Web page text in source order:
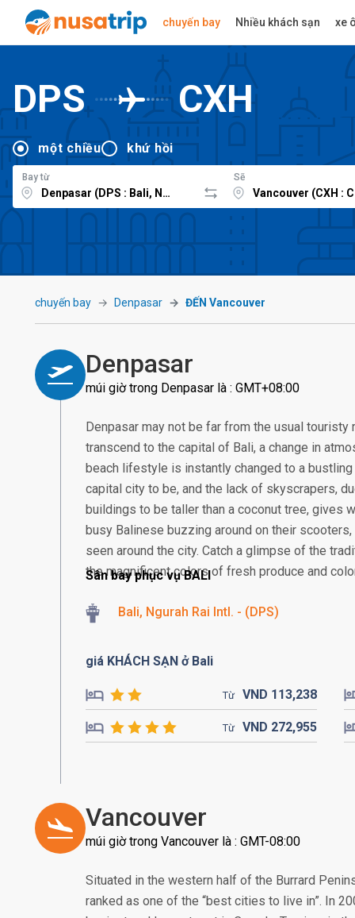
chuyến bay Nhiều khách sạn xe
DPS CXH
một chiều khứ hồi
Bay từ Sẽ
chuyến bay Denpasar ĐẾN Vancouver
Denpasar
múi giờ trong Denpasar là : GMT+08:00
Denpasar may not be far from the usual
transcend to the capital of Bali, a change in
beach lifestyle is instantly changed to a
capital city to be, and the lack of skyscrapers,
buildings to be taller than a coconut tree, gives
busy Balinese buzzing around on their
seen around the city. Catch a glimpse of the
the magnificent colors of fresh produce and
Sân bay phục vụ BALI
Bali, Ngurah Rai Intl. - (DPS)
giá KHÁCH SẠN ở Bali
Từ VND 113,238
Từ VND 272,955
Vancouver
múi giờ trong Vancouver là : GMT-08:00
Situated in the western half of the Burrard
ranked as one of the “best cities to live in”. In